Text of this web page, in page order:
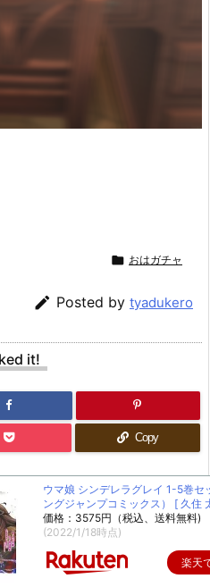
 おはガチャ
 Posted by tyadukero
it!
Copy
ウマ娘 シンデレラグレイ 1-5巻セ
ングジャンプコミックス） [ 久住
価格：3575円（税込、送料無料)
(2022/1/18時点)
楽天